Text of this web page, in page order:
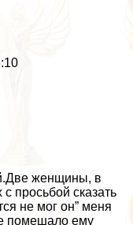
женщины, в
просьбой сказать
не мог он” меня
помешало ему